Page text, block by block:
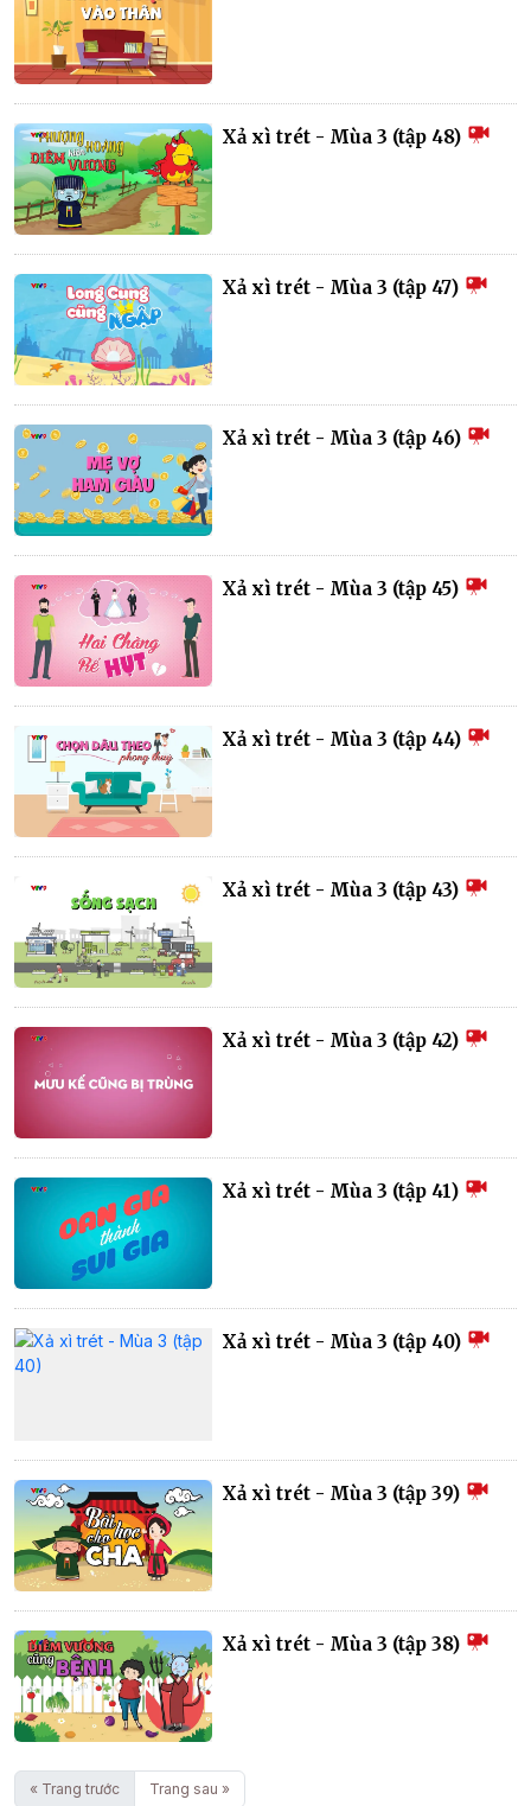
Xả xì trét - Mùa 3 (tập 48)
Xả xì trét - Mùa 3 (tập 47)
Xả xì trét - Mùa 3 (tập 46)
Xả xì trét - Mùa 3 (tập 45)
Xả xì trét - Mùa 3 (tập 44)
Xả xì trét - Mùa 3 (tập 43)
Xả xì trét - Mùa 3 (tập 42)
Xả xì trét - Mùa 3 (tập 41)
Xả xì trét - Mùa 3 (tập 40)
Xả xì trét - Mùa 3 (tập 39)
Xả xì trét - Mùa 3 (tập 38)
« Trang trước Trang sau »